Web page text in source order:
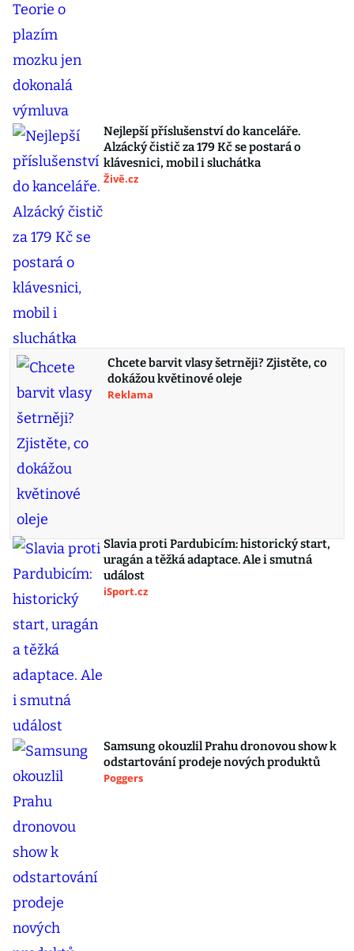
Nejlepší příslušenství do kanceláře.
Alzácký čistič za 179 Kč se postará o
klávesnici, mobil i sluchátka
Živě.cz
Chcete barvit vlasy šetrněji? Zjistěte, co
dokážou květinové oleje
Reklama
Slavia proti Pardubicím: historický start,
uragán a těžká adaptace. Ale i smutná
událost
iSport.cz
Samsung okouzlil Prahu dronovou show k
odstartování prodeje nových produktů
Poggers